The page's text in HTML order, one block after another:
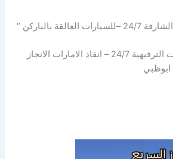
بالباركن “
”انقاذ سيارات المركبات الترفيهية 24/7 – انقاذ الامارات الانجاز
ابوظبي